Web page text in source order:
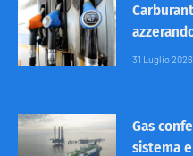
31 Luglio 2026
Gas
sistema